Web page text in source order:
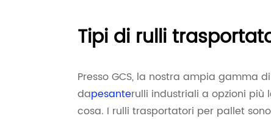
Tipi di rulli
Presso GCS, la nostra ampia gamma
dapesanterulli industriali a opzioni
cosa. I rulli trasportatori per pallet